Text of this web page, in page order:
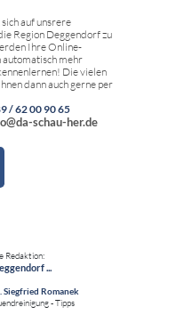
sich auf unsrere
Region Deggendorf zu
Ihre Online-
automatisch mehr
Die vielen
dann auch gerne per
/ 62 00 90 65
schau-her.de
Redaktion:
...
Siegfried Romanek
- Tipps